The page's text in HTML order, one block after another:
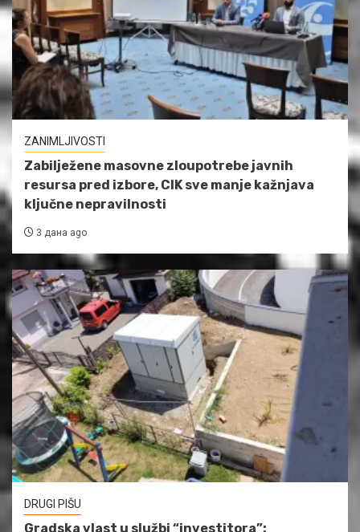
ZANIMLJIVOSTI
Zabilježene masovne zloupotrebe javnih
resursa pred izbore, CIK sve manje kažnjava
ključne nepravilnosti
3 дана ago
DRUGI PIŠU
Gradska vlast u službi “investitora”: